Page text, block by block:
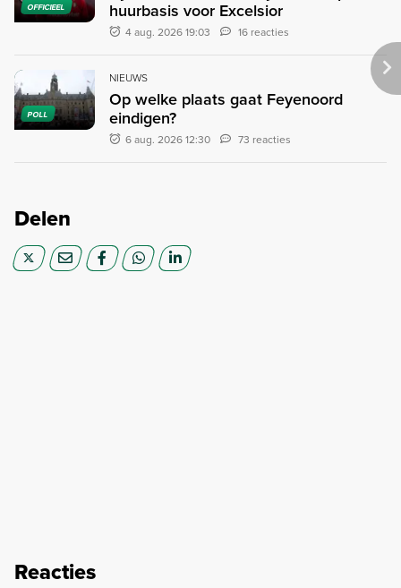
OFFICIEEL
huurbasis voor Excelsior
4 aug. 2026 19:03 16 reacties
POLL
NIEUWS
Op welke plaats gaat Feyenoord
eindigen?
6 aug. 2026 12:30 73 reacties
Delen
Reacties